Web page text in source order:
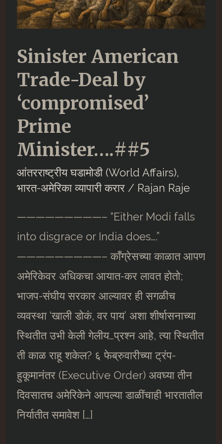
Sinister American
Trade-Deal by
‘compromised’
Prime
Minister….##5
आंतरराष्ट्रीय घडामोडी (World Affairs),
भारत-अमेरिका व्यापारी करार/ Rajan Raje
—————————– “Either Modi falls
into disgrace or India does….”
—————————– काँग्रेसच्या काळात आपण
अमेरिकेवर अधिकचा आयात-कर लावत होतो;
भाजप-संघीय सरकार आल्यावर ही सगळीच
व्यवस्था ‘खाली डोकं, वर पाय’ अशा शीर्षासनाच्या
स्थितीत उभी केली गेलीय…प्रश्न आहे, त्या स्थितीत
ती काळ राहू शकेल? ६ फेब्रुवारीच्या ट्रंप-
हुकूमानंतर (Executive Order) अवघ्या तीन
दिवसातच अमेरिकेने आपल्या डाळींचाही भारतातील
निर्यातीत समावेश […]